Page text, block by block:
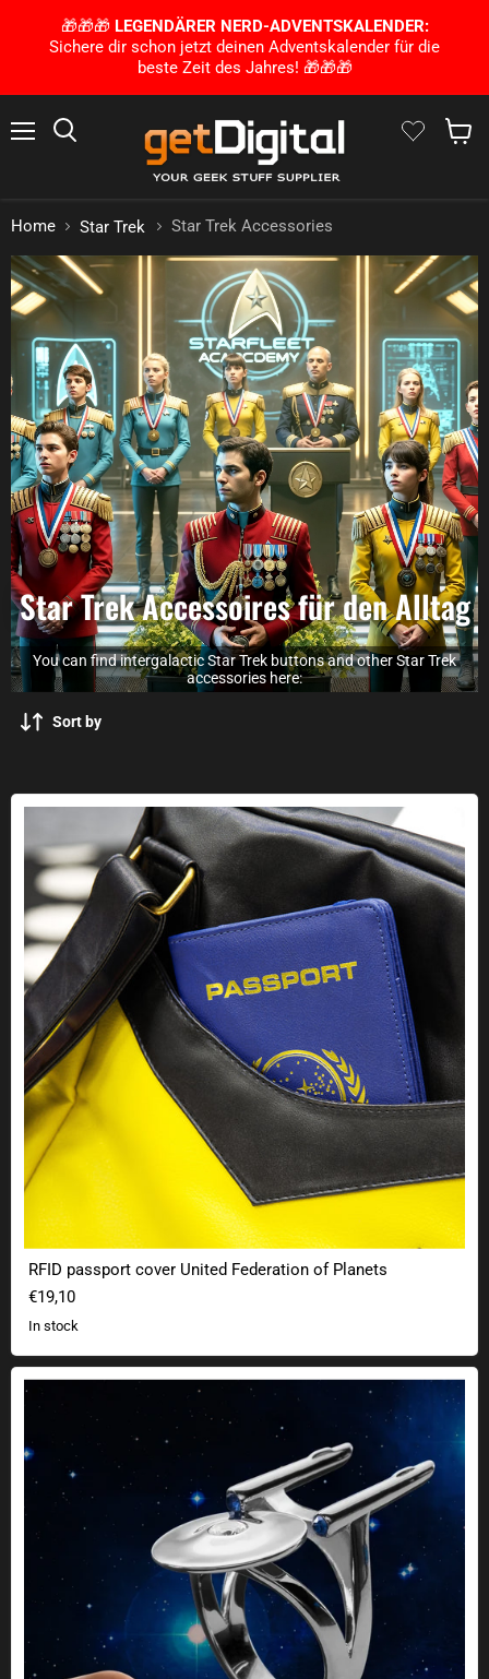
🎁🎁🎁 LEGENDÄRER NERD-ADVENTSKALENDER:
Sichere dir schon jetzt deinen Adventskalender für die
beste Zeit des Jahres! 🎁🎁🎁
Home Star Trek Star Trek Accessories
Star Trek Accessoires für den Alltag
You can find intergalactic Star Trek buttons and other Star Trek
accessories here:
Sort by
RFID passport cover United Federation of Planets
RFID passport cover United Federation of Planets
€19,10
In stock
Spaceship Ring